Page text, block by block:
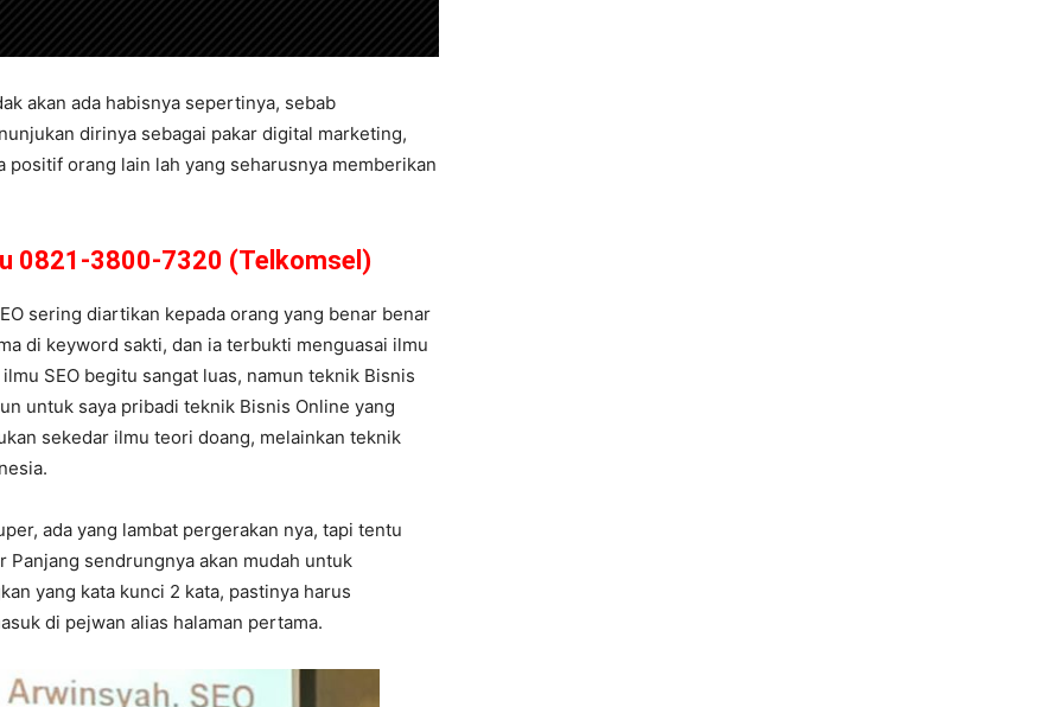
akan ada habisnya sepertinya, sebab
dirinya sebagai pakar digital marketing,
orang lain lah yang seharusnya memberikan
0821-3800-7320 (Telkomsel)
sering diartikan kepada orang yang benar benar
di keyword sakti, dan ia terbukti menguasai ilmu
SEO begitu sangat luas, namun teknik Bisnis
untuk saya pribadi teknik Bisnis Online yang
sekedar ilmu teori doang, melainkan teknik
ada yang lambat pergerakan nya, tapi tentu
sendrungnya akan mudah untuk
yang kata kunci 2 kata, pastinya harus
di pejwan alias halaman pertama.